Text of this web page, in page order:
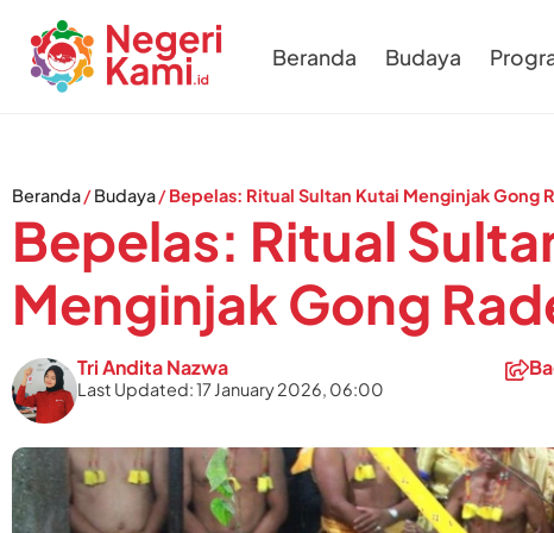
Beranda Budaya
Beranda/Budaya/Bepelas: Ritual Sultan Kutai Menginjak Gong
Bepelas: Ritual
Menginjak Gong
Tri Andita Nazwa
Last Updated: 17 January 2026, 06:00